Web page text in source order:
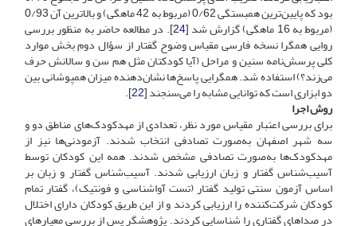
بود که پایین‌ترین همبستگی 0/62 (مربوط به 42 ماهگی) و بالاترین آن 0/93
(مربوط به 16 ماهگی) گزارش شد [ 24]. در مطالعه حاضر به منظور بررسی
روایی همگرا نسخه فارسی مقیاس وضوح گفتار از سؤال دوم بخش موارد
کلی پرسش‌نامه سنین و مراحل (آیا کودکتان مثل هم سن و سالانش حرف
می‌زند؟) استفاده شد. همگرایی پاسخ‌ها نشان‌دهنده‌ میزان همپوشانی بین
دو ابزاری است که توانایی مشابه را می‌سنجند [22
].
روش اجرا
برای بررسی اعتبار مقیاس مورد نظر، تعدادی از مهدکودک‌های مناطق دو و
سه شهر اصفهان به‌صورت تصادفی انتخاب شدند. آزمودنی‌ها نیز از
مهدکودک‌ها به‌صورت تصادفی مشخص شدند. همه این کودکان توسط
آسیب‌شناس گفتار و زبان ارزیابی شدند. آسیب‌شناس گفتار و زبان بر
اساس آزمون سنتی تولید گفتار (تست آواشناسی و فونتیک)، گفتار تمام
کودکان شرکت‌کننده را ارزیابی کردند و از این طریق کودکان دارای اختلال
در صداهای گفتاری را شناسایی کردند. پژوهشگر پس از بررسی معیارهای